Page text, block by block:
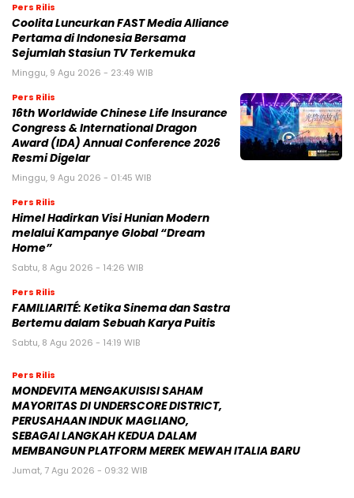
Pers Rilis
Coolita Luncurkan FAST Media Alliance
Pertama di Indonesia Bersama
Sejumlah Stasiun TV Terkemuka
Minggu, 9 Agu 2026 - 23:49 WIB
Pers Rilis
16th Worldwide Chinese Life Insurance
Congress & International Dragon
Award (IDA) Annual Conference 2026
Resmi Digelar
Minggu, 9 Agu 2026 - 01:45 WIB
Pers Rilis
Himel Hadirkan Visi Hunian Modern
melalui Kampanye Global “Dream
Home”
Sabtu, 8 Agu 2026 - 14:26 WIB
Pers Rilis
FAMILIARITÉ: Ketika Sinema dan Sastra
Bertemu dalam Sebuah Karya Puitis
Sabtu, 8 Agu 2026 - 14:19 WIB
Pers Rilis
MONDEVITA MENGAKUISISI SAHAM
MAYORITAS DI UNDERSCORE DISTRICT,
PERUSAHAAN INDUK MAGLIANO,
SEBAGAI LANGKAH KEDUA DALAM
MEMBANGUN PLATFORM MEREK MEWAH ITALIA BARU
Jumat, 7 Agu 2026 - 09:32 WIB